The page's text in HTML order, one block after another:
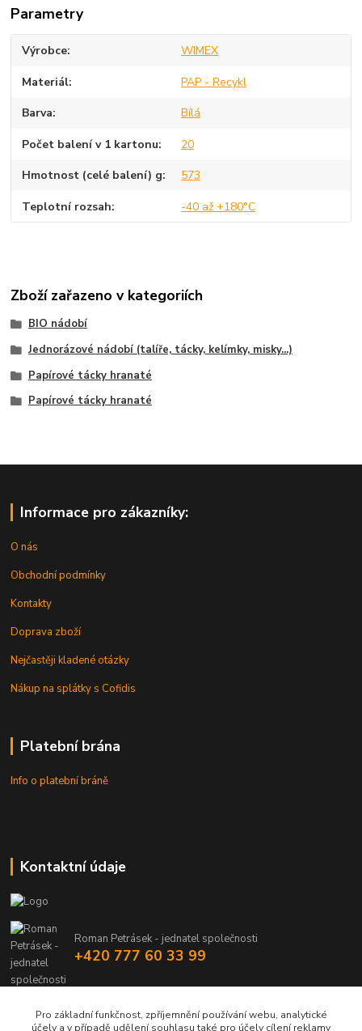
Parametry
Výrobce WIMEX
Materiál PAP - Recykl
Barva Bílá
Počet balení v 1 kartonu 20
Hmotnost (celé balení) g 573
Teplotní rozsah -40 až +180°C
Zboží zařazeno v kategoriích
BIO nádobí
Jednorázové nádobí (talíře, tácky, kelímky, misky...)
Papírové tácky hranaté
Papírové tácky hranaté
Informace pro zákazníky:
O nás
Obchodní podmínky
Kontakty
Doprava zboží
Nejčastěji kladené otázky
Nákup na splátky s Cofidis
Platební brána
Info o platební bráně
Kontaktní údaje
Roman Petrásek - jednatel společnosti
+420 777 60 33 99
Pro základní funkčnost, zpříjemnění používání webu, analytické
účely a v případě udělení souhlasu také pro účely cílení reklamy